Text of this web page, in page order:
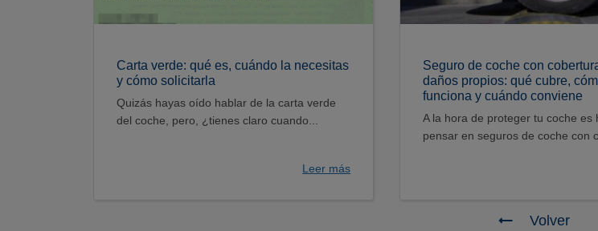
Carta verde: qué es, cuándo la necesitas
y cómo solicitarla
Quizás hayas oído hablar de la carta verde
del coche, pero, ¿tienes claro cuando...
Leer más
Seguro de coche con
daños propios: qué cubre,
funciona y cuándo conviene
A la hora de proteger tu coche es
pensar en seguros de coche con
Volver